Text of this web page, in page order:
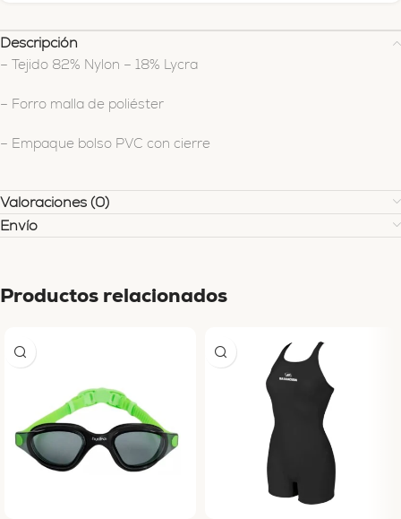
Descripción
– Tejido 82% Nylon – 18% Lycra
– Forro malla de poliéster
– Empaque bolso PVC con cierre
Valoraciones (0)
Envío
Productos relacionados